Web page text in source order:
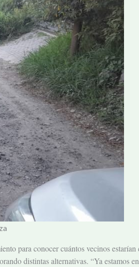
para conocer cuántos vecinos
distintas alternativas. “Ya estamos